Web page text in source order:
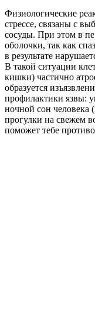
Физиологические
стрессе, связаны с
сосуды. При этом в
оболочки, так как
в результате
В такой ситуации
кишки) частично
образуется
профилактики язвы:
ночной сон человека
прогулки на свежем
поможет тебе